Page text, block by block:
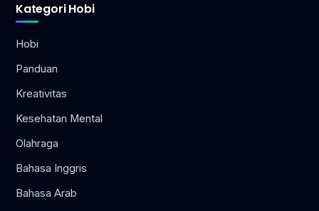
Kategori Hobi
Hobi
Panduan
Kreativitas
Kesehatan Mental
Olahraga
Bahasa Inggris
Bahasa Arab